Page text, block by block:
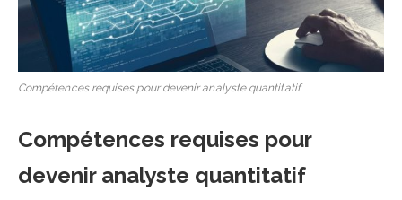
Compétences requises pour devenir analyste quantitatif
Compétences requises pour
devenir analyste quantitatif